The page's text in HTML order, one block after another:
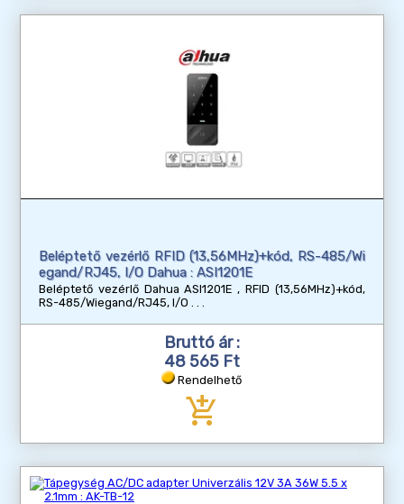
Beléptető vezérlő RFID (13,56MHz)+kód, RS-485/Wi
egand/RJ45, I/O Dahua : ASI1201E
Beléptető vezérlő Dahua ASI1201E , RFID (13,56MHz)+kód,
RS-485/Wiegand/RJ45, I/O
Bruttó ár :
48 565 Ft
Rendelhető
add_shopping_cart